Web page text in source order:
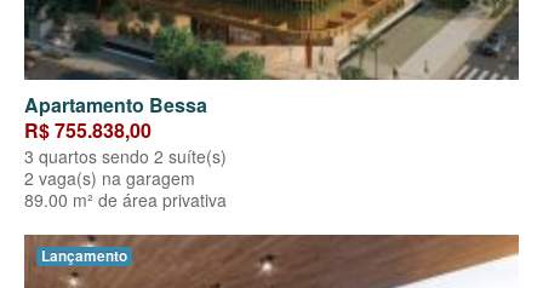
Apartamento Bessa
R$ 755.838,00
3 quartos sendo 2 suíte(s)
2 vaga(s) na garagem
89.00 m² de área privativa
Lançamento